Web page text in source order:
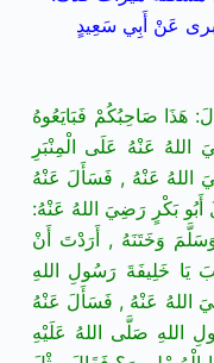
عَنْ أَبِي سَعِيدٍ
هَذَا صَاحِبُكُمْ فَبَايَعُوهُ
عَنْهُ عَلَى الْمِنْبَرِ
اللهُ عَنْهُ , فَسَأَلَ عَنْهُ
أَبُو بَكْرٍ رَضِيَ اللهُ عَنْهُ:
وَخَتَنَهُ , أَرَدْتَ أَنْ
يَا خَلِيفَةَ رَسُولِ اللهِ
اللهُ عَنْهُ , فَسَأَلَ عَنْهُ
اللهِ صَلَّى اللهُ عَلَيْهِ